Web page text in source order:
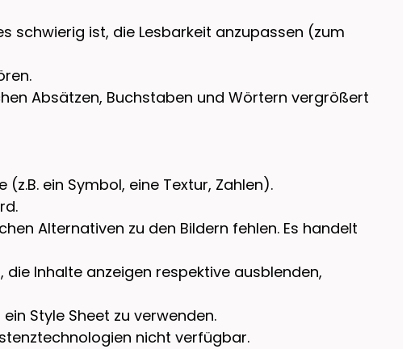
schwierig ist, die Lesbarkeit anzupassen (zum
Absätzen, Buchstaben und Wörtern vergrößert
ein Symbol, eine Textur, Zahlen).
Alternativen zu den Bildern fehlen. Es handelt
Inhalte anzeigen respektive ausblenden,
Style Sheet zu verwenden.
nicht verfügbar.